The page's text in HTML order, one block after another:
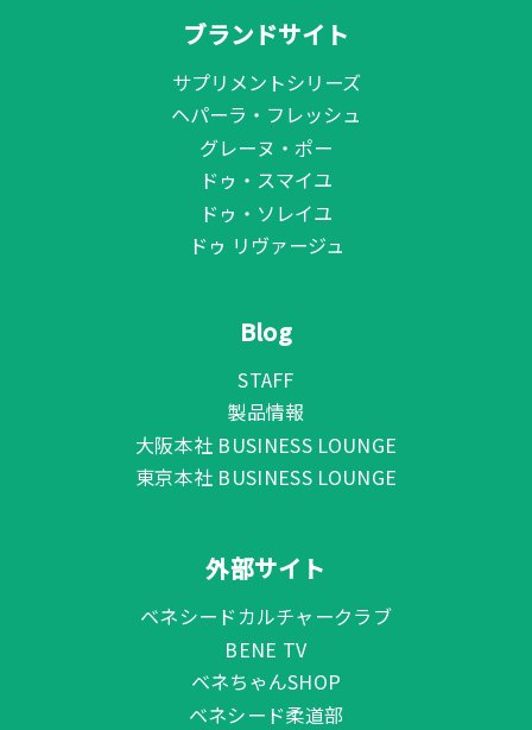
ブランドサイト
サプリメントシリーズ
ヘパーラ・フレッシュ
グレーヌ・ポー
ドゥ・スマイユ
ドゥ・ソレイユ
ドゥ リヴァージュ
Blog
STAFF
製品情報
大阪本社 BUSINESS LOUNGE
東京本社 BUSINESS LOUNGE
外部サイト
ベネシードカルチャークラブ
BENE TV
ベネちゃんSHOP
ベネシード柔道部